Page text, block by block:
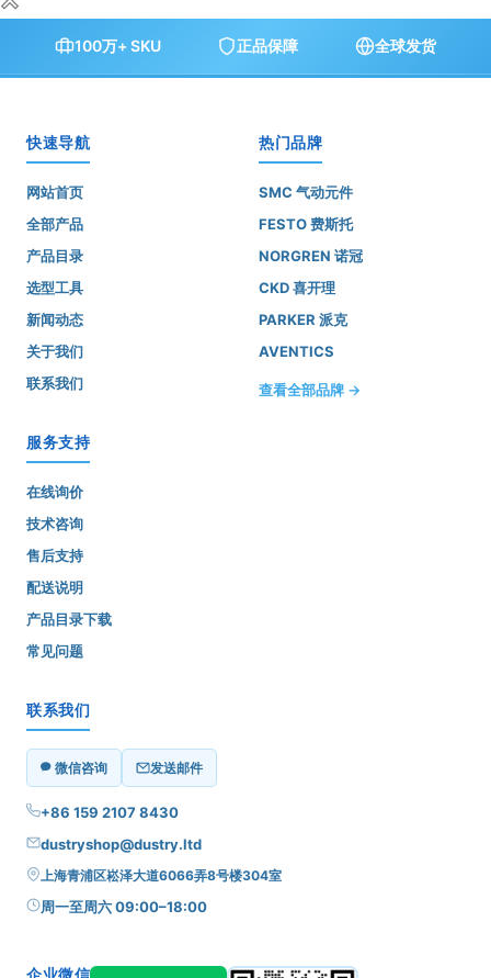
100万+ SKU 正品保障 全球发货
快速导航
网站首页
全部产品
产品目录
选型工具
新闻动态
关于我们
联系我们
热门品牌
SMC 气动元件
FESTO 费斯托
NORGREN 诺冠
CKD 喜开理
PARKER 派克
AVENTICS
查看全部品牌 →
服务支持
在线询价
技术咨询
售后支持
配送说明
产品目录下载
常见问题
联系我们
微信咨询 发送邮件
+86 159 2107 8430
dustryshop@dustry.ltd
上海青浦区崧泽大道6066弄8号楼304室
周一至周六 09:00–18:00
企业微信